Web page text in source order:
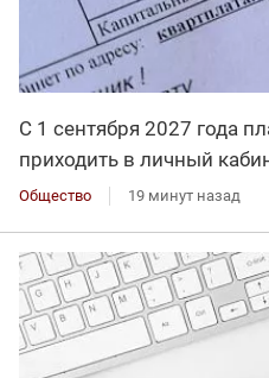
С 1 сентября 2027 года
приходить в личный
Общество 19 минут назад